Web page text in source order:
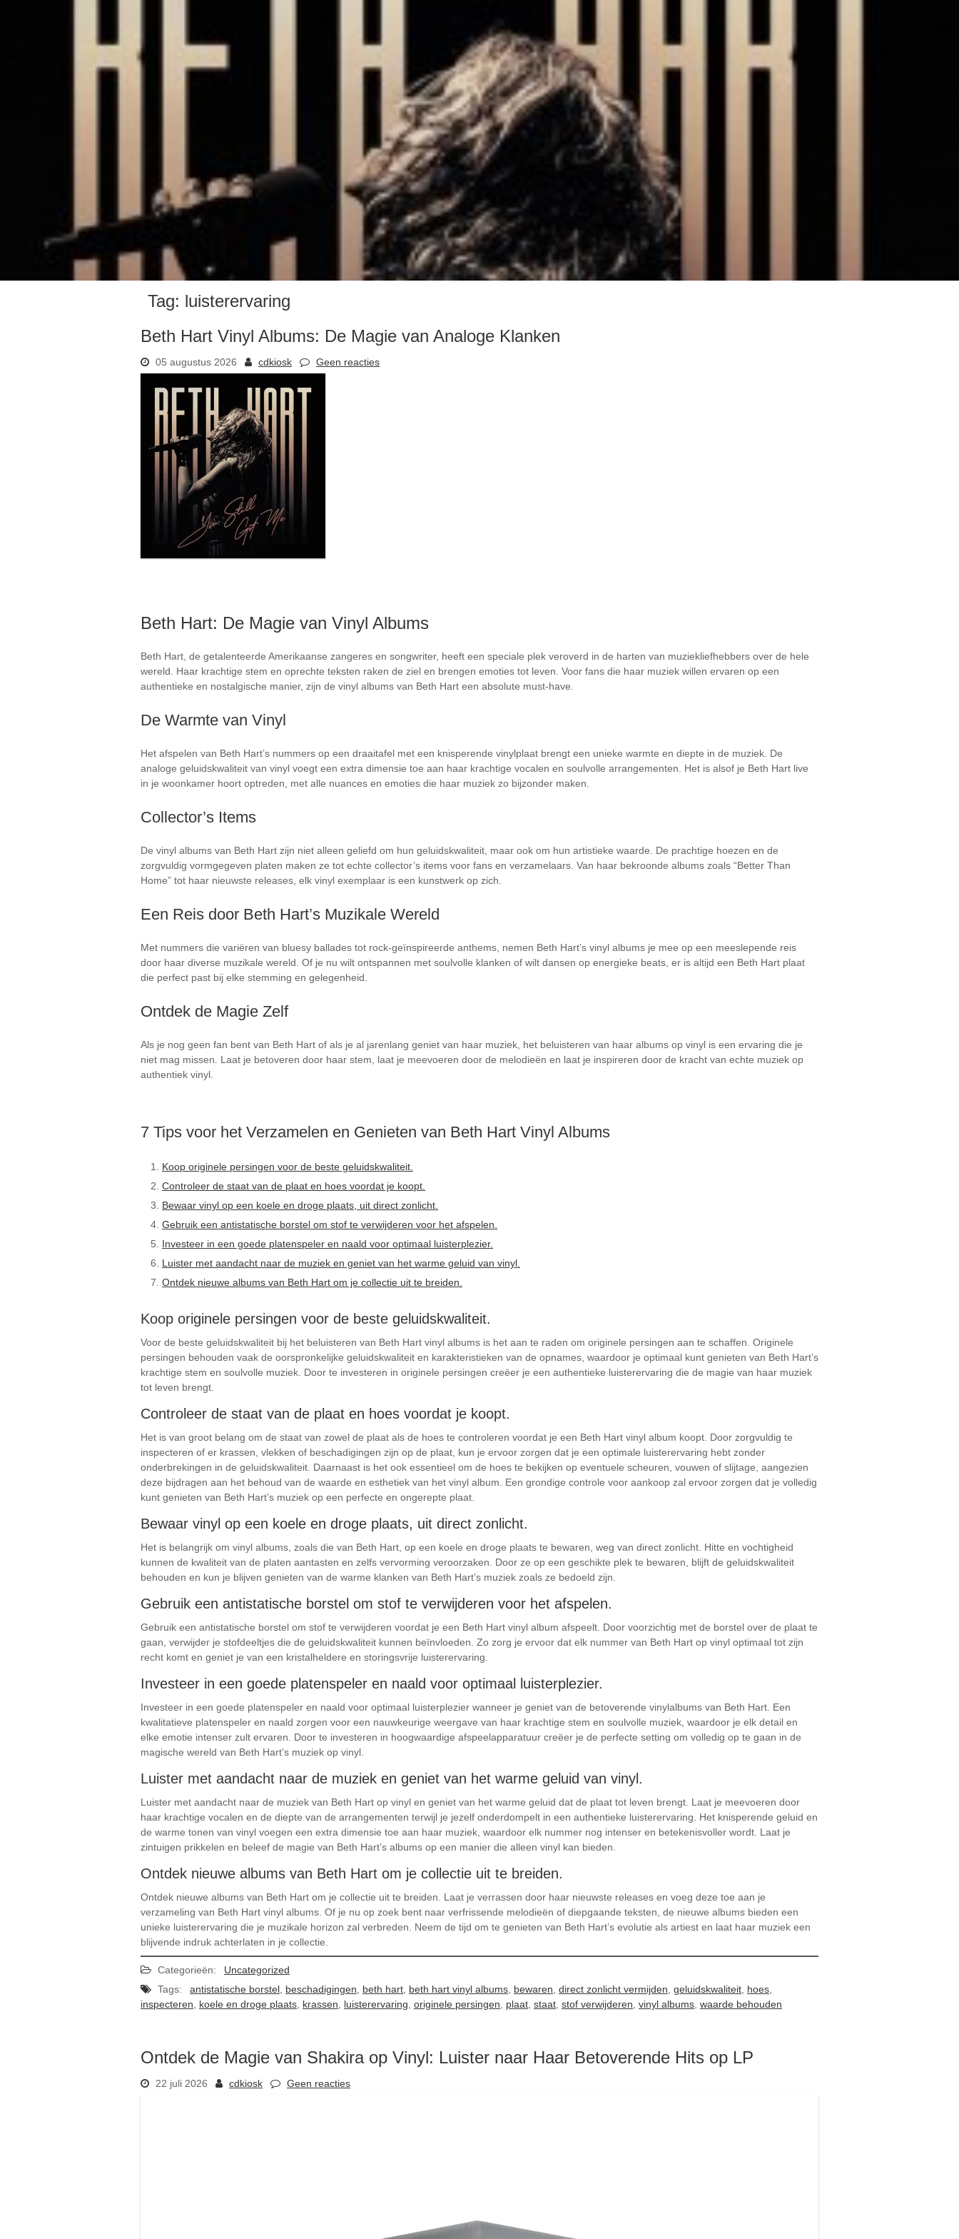
Tag: luisterervaring
Beth Hart Vinyl Albums: De Magie van Analoge Klanken
05 augustus 2026 cdkiosk Geen reacties
Beth Hart: De Magie van Vinyl Albums
Beth Hart, de getalenteerde Amerikaanse zangeres en songwriter, heeft een speciale plek veroverd in de harten van muziekliefhebbers over de hele
wereld. Haar krachtige stem en oprechte teksten raken de ziel en brengen emoties tot leven. Voor fans die haar muziek willen ervaren op een
authentieke en nostalgische manier, zijn de vinyl albums van Beth Hart een absolute must-have.
De Warmte van Vinyl
Het afspelen van Beth Hart’s nummers op een draaitafel met een knisperende vinylplaat brengt een unieke warmte en diepte in de muziek. De
analoge geluidskwaliteit van vinyl voegt een extra dimensie toe aan haar krachtige vocalen en soulvolle arrangementen. Het is alsof je Beth Hart live
in je woonkamer hoort optreden, met alle nuances en emoties die haar muziek zo bijzonder maken.
Collector’s Items
De vinyl albums van Beth Hart zijn niet alleen geliefd om hun geluidskwaliteit, maar ook om hun artistieke waarde. De prachtige hoezen en de
zorgvuldig vormgegeven platen maken ze tot echte collector’s items voor fans en verzamelaars. Van haar bekroonde albums zoals “Better Than
Home” tot haar nieuwste releases, elk vinyl exemplaar is een kunstwerk op zich.
Een Reis door Beth Hart’s Muzikale Wereld
Met nummers die variëren van bluesy ballades tot rock-geïnspireerde anthems, nemen Beth Hart’s vinyl albums je mee op een meeslepende reis
door haar diverse muzikale wereld. Of je nu wilt ontspannen met soulvolle klanken of wilt dansen op energieke beats, er is altijd een Beth Hart plaat
die perfect past bij elke stemming en gelegenheid.
Ontdek de Magie Zelf
Als je nog geen fan bent van Beth Hart of als je al jarenlang geniet van haar muziek, het beluisteren van haar albums op vinyl is een ervaring die je
niet mag missen. Laat je betoveren door haar stem, laat je meevoeren door de melodieën en laat je inspireren door de kracht van echte muziek op
authentiek vinyl.
7 Tips voor het Verzamelen en Genieten van Beth Hart Vinyl Albums
Koop originele persingen voor de beste geluidskwaliteit.
Controleer de staat van de plaat en hoes voordat je koopt.
Bewaar vinyl op een koele en droge plaats, uit direct zonlicht.
Gebruik een antistatische borstel om stof te verwijderen voor het afspelen.
Investeer in een goede platenspeler en naald voor optimaal luisterplezier.
Luister met aandacht naar de muziek en geniet van het warme geluid van vinyl.
Ontdek nieuwe albums van Beth Hart om je collectie uit te breiden.
Koop originele persingen voor de beste geluidskwaliteit.
Voor de beste geluidskwaliteit bij het beluisteren van Beth Hart vinyl albums is het aan te raden om originele persingen aan te schaffen. Originele
persingen behouden vaak de oorspronkelijke geluidskwaliteit en karakteristieken van de opnames, waardoor je optimaal kunt genieten van Beth Hart’s
krachtige stem en soulvolle muziek. Door te investeren in originele persingen creëer je een authentieke luisterervaring die de magie van haar muziek
tot leven brengt.
Controleer de staat van de plaat en hoes voordat je koopt.
Het is van groot belang om de staat van zowel de plaat als de hoes te controleren voordat je een Beth Hart vinyl album koopt. Door zorgvuldig te
inspecteren of er krassen, vlekken of beschadigingen zijn op de plaat, kun je ervoor zorgen dat je een optimale luisterervaring hebt zonder
onderbrekingen in de geluidskwaliteit. Daarnaast is het ook essentieel om de hoes te bekijken op eventuele scheuren, vouwen of slijtage, aangezien
deze bijdragen aan het behoud van de waarde en esthetiek van het vinyl album. Een grondige controle voor aankoop zal ervoor zorgen dat je volledig
kunt genieten van Beth Hart’s muziek op een perfecte en ongerepte plaat.
Bewaar vinyl op een koele en droge plaats, uit direct zonlicht.
Het is belangrijk om vinyl albums, zoals die van Beth Hart, op een koele en droge plaats te bewaren, weg van direct zonlicht. Hitte en vochtigheid
kunnen de kwaliteit van de platen aantasten en zelfs vervorming veroorzaken. Door ze op een geschikte plek te bewaren, blijft de geluidskwaliteit
behouden en kun je blijven genieten van de warme klanken van Beth Hart’s muziek zoals ze bedoeld zijn.
Gebruik een antistatische borstel om stof te verwijderen voor het afspelen.
Gebruik een antistatische borstel om stof te verwijderen voordat je een Beth Hart vinyl album afspeelt. Door voorzichtig met de borstel over de plaat te
gaan, verwijder je stofdeeltjes die de geluidskwaliteit kunnen beïnvloeden. Zo zorg je ervoor dat elk nummer van Beth Hart op vinyl optimaal tot zijn
recht komt en geniet je van een kristalheldere en storingsvrije luisterervaring.
Investeer in een goede platenspeler en naald voor optimaal luisterplezier.
Investeer in een goede platenspeler en naald voor optimaal luisterplezier wanneer je geniet van de betoverende vinylalbums van Beth Hart. Een
kwalitatieve platenspeler en naald zorgen voor een nauwkeurige weergave van haar krachtige stem en soulvolle muziek, waardoor je elk detail en
elke emotie intenser zult ervaren. Door te investeren in hoogwaardige afspeelapparatuur creëer je de perfecte setting om volledig op te gaan in de
magische wereld van Beth Hart’s muziek op vinyl.
Luister met aandacht naar de muziek en geniet van het warme geluid van vinyl.
Luister met aandacht naar de muziek van Beth Hart op vinyl en geniet van het warme geluid dat de plaat tot leven brengt. Laat je meevoeren door
haar krachtige vocalen en de diepte van de arrangementen terwijl je jezelf onderdompelt in een authentieke luisterervaring. Het knisperende geluid en
de warme tonen van vinyl voegen een extra dimensie toe aan haar muziek, waardoor elk nummer nog intenser en betekenisvoller wordt. Laat je
zintuigen prikkelen en beleef de magie van Beth Hart’s albums op een manier die alleen vinyl kan bieden.
Ontdek nieuwe albums van Beth Hart om je collectie uit te breiden.
Ontdek nieuwe albums van Beth Hart om je collectie uit te breiden. Laat je verrassen door haar nieuwste releases en voeg deze toe aan je
verzameling van Beth Hart vinyl albums. Of je nu op zoek bent naar verfrissende melodieën of diepgaande teksten, de nieuwe albums bieden een
unieke luisterervaring die je muzikale horizon zal verbreden. Neem de tijd om te genieten van Beth Hart’s evolutie als artiest en laat haar muziek een
blijvende indruk achterlaten in je collectie.
Categorieën:
Uncategorized
Tags:
antistatische borstel beschadigingen beth hart beth hart vinyl albums bewaren direct zonlicht vermijden geluidskwaliteit hoes
inspecteren
koele en droge plaats krassen luisterervaring originele persingen plaat staat stof verwijderen vinyl albums waarde behouden
Ontdek de Magie van Shakira op Vinyl: Luister naar Haar Betoverende Hits op LP
22 juli 2026 cdkiosk Geen reacties